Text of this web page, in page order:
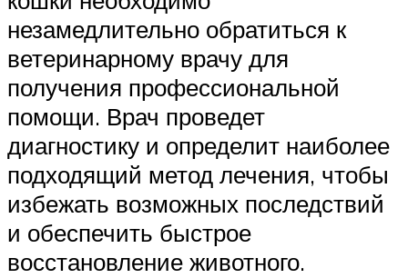
незамедлительно обратиться к
ветеринарному врачу для
получения профессиональной
помощи. Врач проведет
диагностику и определит наиболее
подходящий метод лечения, чтобы
избежать возможных последствий
и обеспечить быстрое
восстановление животного.